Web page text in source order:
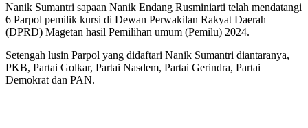
Nanik Sumantri sapaan Nanik Endang Rusminiarti telah mendatangi
6 Parpol pemilik kursi di Dewan Perwakilan Rakyat Daerah
(DPRD) Magetan hasil Pemilihan umum (Pemilu) 2024.
Setengah lusin Parpol yang didaftari Nanik Sumantri diantaranya,
PKB, Partai Golkar, Partai Nasdem, Partai Gerindra, Partai
Demokrat dan PAN.